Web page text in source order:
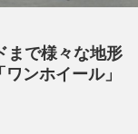
で様々な地形
ンホイール」